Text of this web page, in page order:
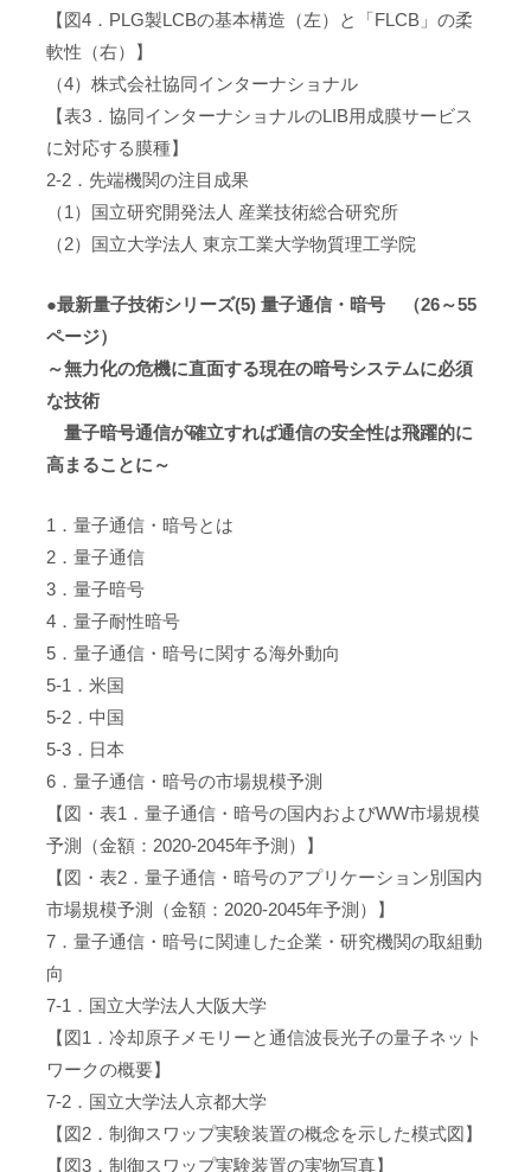
【図4．PLG製LCBの基本構造（左）と「FLCB」の柔
軟性（右）】
（4）株式会社協同インターナショナル
【表3．協同インターナショナルのLIB用成膜サービス
に対応する膜種】
2-2．先端機関の注目成果
（1）国立研究開発法人 産業技術総合研究所
（2）国立大学法人 東京工業大学物質理工学院
●最新量子技術シリーズ(5) 量子通信・暗号 （26～55
ページ）
～無力化の危機に直面する現在の暗号システムに必須
な技術
量子暗号通信が確立すれば通信の安全性は飛躍的に
高まることに～
1．量子通信・暗号とは
2．量子通信
3．量子暗号
4．量子耐性暗号
5．量子通信・暗号に関する海外動向
5-1．米国
5-2．中国
5-3．日本
6．量子通信・暗号の市場規模予測
【図・表1．量子通信・暗号の国内およびWW市場規模
予測（金額：2020-2045年予測）】
【図・表2．量子通信・暗号のアプリケーション別国内
市場規模予測（金額：2020-2045年予測）】
7．量子通信・暗号に関連した企業・研究機関の取組動
向
7-1．国立大学法人大阪大学
【図1．冷却原子メモリーと通信波長光子の量子ネット
ワークの概要】
7-2．国立大学法人京都大学
【図2．制御スワップ実験装置の概念を示した模式図】
【図3．制御スワップ実験装置の実物写真】